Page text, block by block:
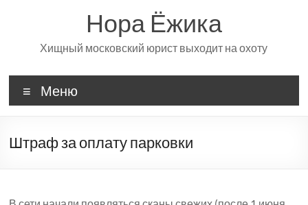
Нора Ёжика
Хищный московский юрист выходит на охоту
Меню
Штраф за оплату парковки